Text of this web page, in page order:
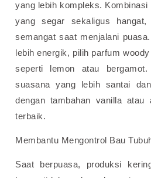
yang lebih kompleks.
yang segar sekaligus
semangat saat menjalani puasa.
lebih energik, pilih parfum
seperti lemon atau
suasana yang lebih santai
dengan tambahan vanilla
terbaik.
Membantu Mengontrol Bau
Saat berpuasa, produksi